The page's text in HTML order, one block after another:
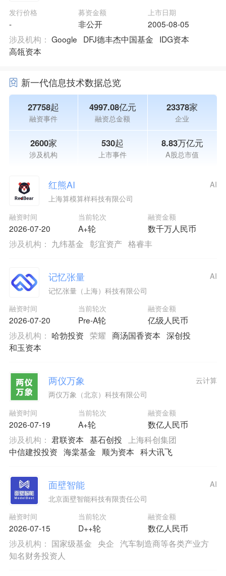
发行价格
-
募资金额
非公开
上市日期
2005-08-05
涉及机构： Google DFJ德丰杰中国基金
IDG资本
高瓴资本
新一代信息技术数据总览
27758起
融资事件
4997.08亿元
融资总金额
23378家
企业
2600家
涉及机构
530起
上市事件
8.83万亿元
A股总市值
红熊AI
上海算模算样科技有限公司
融资时间
2026-07-20
当前轮次
A+轮
融资金额
数千万人民币
AI
涉及机构： 九纬基金 彰宜资产 格睿丰
记忆张量
记忆张量（上海）科技有限公司
融资时间
2026-07-20
当前轮次
Pre-A轮
融资金额
亿级人民币
AI
涉及机构： 哈勃投资 荣耀 商汤国香资本 深创投
和玉资本
两仪万象
两仪万象（北京）科技有限公司
融资时间
2026-07-19
当前轮次
A+轮
融资金额
数亿人民币
云计算
涉及机构： 君联资本 基石创投
上海科创集团
中信建投投资 海棠基金 顺为资本 科大讯飞
面壁智能
北京面壁智能科技有限责任公司
融资时间
2026-07-15
当前轮次
D++轮
融资金额
数亿人民币
AI
涉及机构： 国家级基金 央企 汽车制造商等各类产业方
知名财务投资人